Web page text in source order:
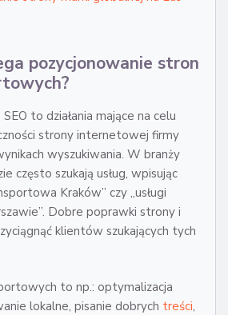
pozycjonowanie stron
to działania mające na celu
strony internetowej firmy
wyszukiwania. W branży
często szukają usług, wpisując
Kraków” czy „usługi
Dobre poprawki strony i
klientów szukających tych
to np.: optymalizacja
lokalne, pisanie dobrych treści,